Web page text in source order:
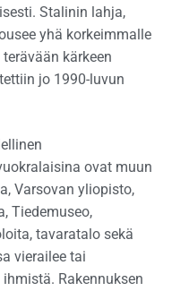
Stalinin lahja,
yhä korkeimmalle
kärkeen
jo 1990-luvun
ovat muun
Varsovan yliopisto,
Tiedemuseo,
tavaratalo sekä
vierailee tai
Rakennuksen